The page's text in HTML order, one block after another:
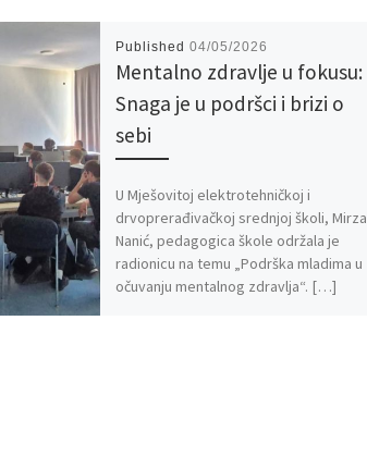
Published04/05/2026
Mentalno zdravlje u fokusu:
Snaga je u podršci i brizi o
sebi
U Mješovitoj elektrotehničkoj i
drvoprerađivačkoj srednjoj školi, Mirza
Nanić, pedagogica škole održala je
radionicu na temu „Podrška mladima u
očuvanju mentalnog zdravlja“. […]